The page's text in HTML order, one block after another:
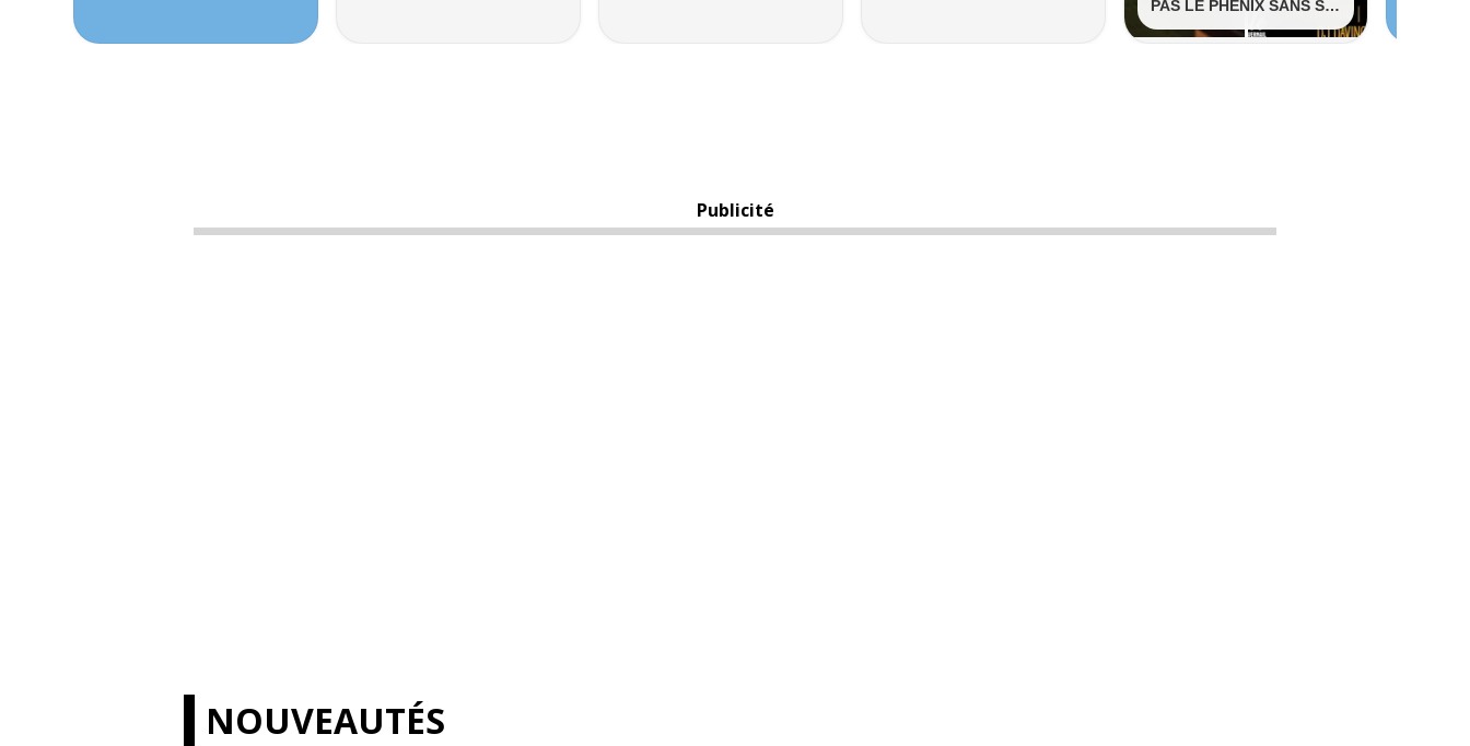
Publicité
NOUVEAUTÉS